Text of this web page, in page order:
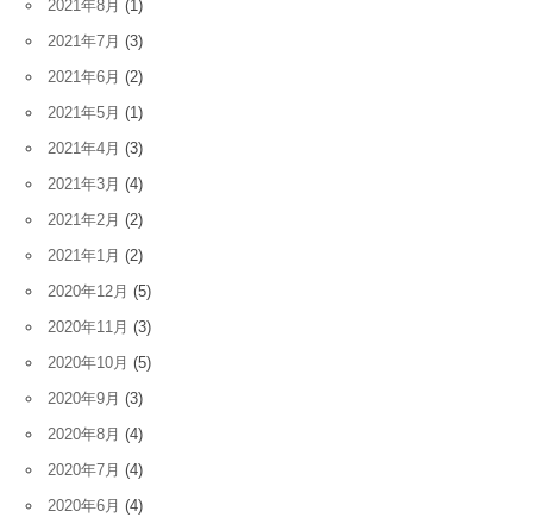
2021年8月 (1)
2021年7月 (3)
2021年6月 (2)
2021年5月 (1)
2021年4月 (3)
2021年3月 (4)
2021年2月 (2)
2021年1月 (2)
2020年12月 (5)
2020年11月 (3)
2020年10月 (5)
2020年9月 (3)
2020年8月 (4)
2020年7月 (4)
2020年6月 (4)